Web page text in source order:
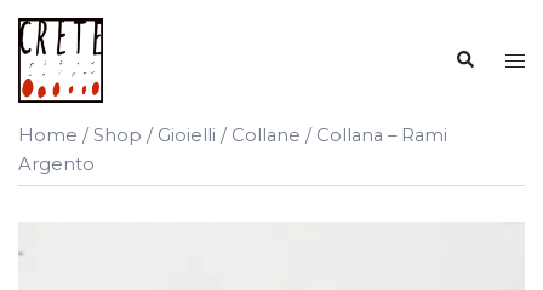
Vai
contenuto
Cerca
Home /Shop / Gioielli / Collane / Collana – Rami
Argento